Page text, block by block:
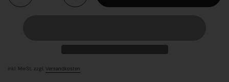
inkl. MwSt. zzgl. Versandkosten